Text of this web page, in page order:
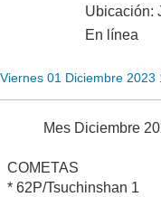
Ubicación:
En línea
Viernes 01 Diciembre 2023
Mes Diciembre
COMETAS
* 62P/Tsuchinshan 1